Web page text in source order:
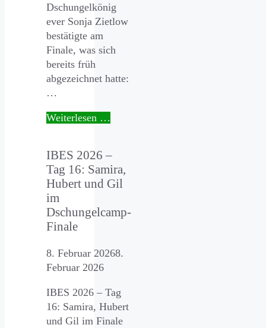
Dschungelkönig
ever Sonja Zietlow
bestätigte am
Finale, was sich
bereits früh
abgezeichnet hatte:
…
Weiterlesen …
IBES 2026 –
Tag 16: Samira,
Hubert und Gil
im
Dschungelcamp-
Finale
8. Februar 20268.
Februar 2026
IBES 2026 – Tag
16: Samira, Hubert
und Gil im Finale